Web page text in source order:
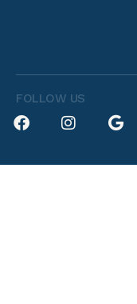
FOLLOW US